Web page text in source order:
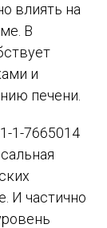
влиять на
В
и
печени.
И частично